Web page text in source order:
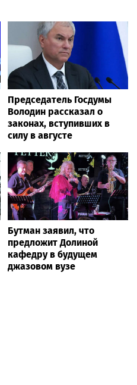
Председатель Госдумы
Володин рассказал о
законах, вступивших в
силу в августе
Бутман заявил, что
предложит Долиной
кафедру в будущем
джазовом вузе